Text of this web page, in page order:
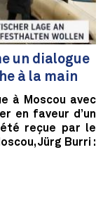
un dialogue
à la main
à Moscou avec
en faveur d’un
reçue par le
Jürg Burri :